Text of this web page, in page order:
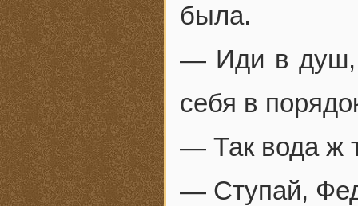
была.
— Иди в душ,
себя в
— Так вода ж
— Ступай,